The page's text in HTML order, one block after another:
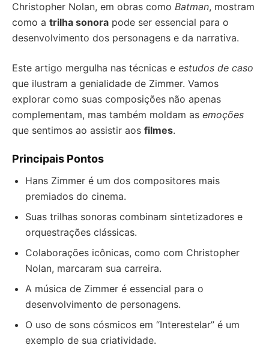
Christopher Nolan, em obras como Batman, mostram
como a trilha sonora pode ser essencial para o
desenvolvimento dos personagens e da narrativa.
Este artigo mergulha nas técnicas e estudos de caso
que ilustram a genialidade de Zimmer. Vamos
explorar como suas composições não apenas
complementam, mas também moldam as emoções
que sentimos ao assistir aos filmes.
Principais Pontos
Hans Zimmer é um dos compositores mais
premiados do cinema.
Suas trilhas sonoras combinam sintetizadores e
orquestrações clássicas.
Colaborações icônicas, como com Christopher
Nolan, marcaram sua carreira.
A música de Zimmer é essencial para o
desenvolvimento de personagens.
O uso de sons cósmicos em “Interestelar” é um
exemplo de sua criatividade.